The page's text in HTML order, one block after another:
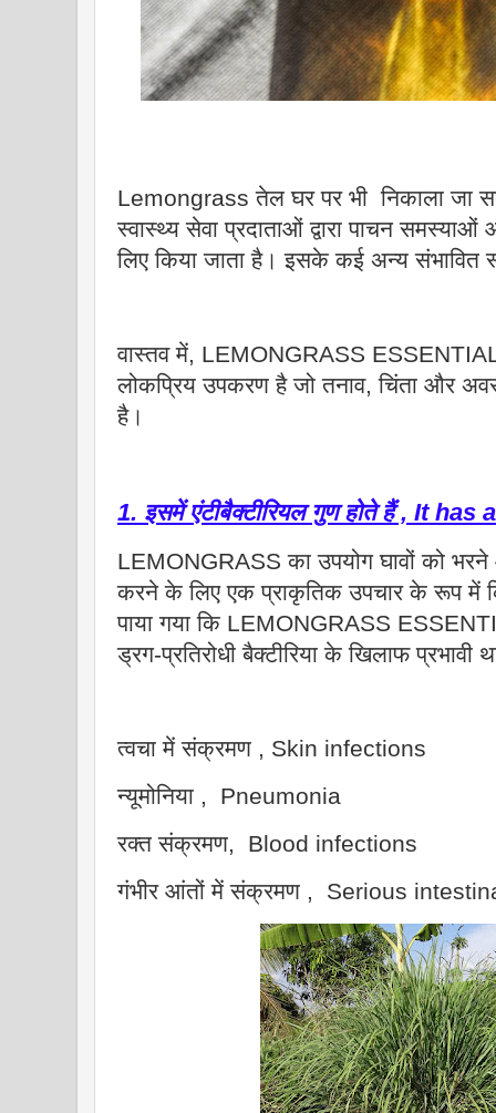
Lemongrass तेल घर पर भी निकाला जा
स्वास्थ्य सेवा प्रदाताओं द्वारा पाचन
लिए किया जाता है। इसके कई अन्य संभावित
वास्तव में, LEMONGRASS
लोकप्रिय उपकरण है जो तनाव, चिंता और
है।
1. इसमें एंटीबैक्टीरियल गुण होते हैं , It
LEMONGRASS का उपयोग घावों को
करने के लिए एक प्राकृतिक उपचार के रूप में
पाया गया कि LEMONGRASS
ड्रग-प्रतिरोधी बैक्टीरिया के खिलाफ प्रभावी
त्वचा में संक्रमण , Skin infections
न्यूमोनिया , Pneumonia
रक्त संक्रमण, Blood infections
गंभीर आंतों में संक्रमण , Serious